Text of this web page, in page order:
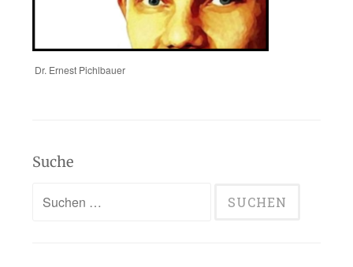
Dr. Ernest Pichlbauer
Suche
Suchen